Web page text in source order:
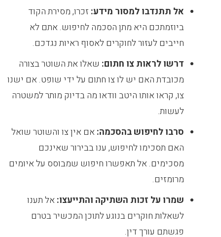
אל תתנדבו למסור מידע: זכרו, מסירת הקוד
ביוזמתכם היא מתן הסכמה לחיפוש. אתם לא
חייבים לעזור לחוקרים לאסוף ראיות נגדכם.
דרשו לראות צו חתום: שאלו את השוטר בצורה
מכובדת האם יש לו צו חתום על ידי שופט. אם ישנו
צו, קראו אותו היטב וודאו מה בדיוק מותר למשטרה
לעשות.
סרבו לחיפוש בהסכמה:אם אין צו והשוטר שואל
האם תסכימו לחיפוש, ענו בבירור שאינכם
מסכימים. אל תאפשרו חיפוש שמבוסס על איומים
מרומזים.
שמרו על זכות השתיקה והתייעצו:אל תענו
לשאלות חוקרים בנוגע לתוכן המכשיר בטרם
פגשתם עורך דין.